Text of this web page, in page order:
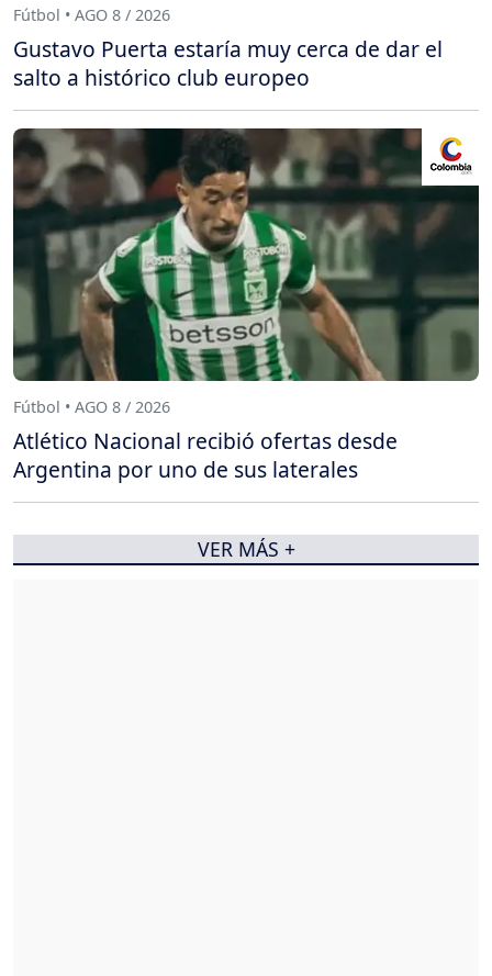
Fútbol • AGO 8 / 2026
Gustavo Puerta estaría muy cerca de dar el
salto a histórico club europeo
Fútbol • AGO 8 / 2026
Atlético Nacional recibió ofertas desde
Argentina por uno de sus laterales
VER MÁS +